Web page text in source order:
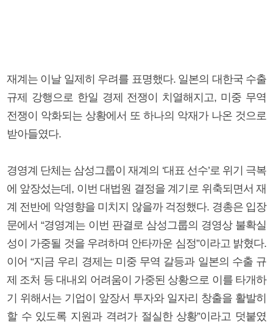
재계는 이날 일제히 우려를 표명했다. 일본의 대한국 수출
규제 강행으로 한일 경제 전쟁이 치열해지고, 미중 무역
전쟁이 악화되는 상황에서 또 하나의 악재가 나온 것으로
받아들였다.
경영계 단체는 삼성그룹이 재계의 ‘대표 선수’로 위기 극복
에 앞장섰는데, 이번 대법원 결정을 계기로 위축되면서 재
계 전반에 악영향을 미치지 않을까 걱정했다. 경총은 입장
문에서 “경영계는 이번 판결로 삼성그룹의 경영상 불확실
성이 가중될 것을 우려하며 안타까운 심정”이라고 밝혔다.
이어 “지금 우리 경제는 미중 무역 갈등과 일본의 수출 규
제 조처 등 대내외 어려움이 가중된 상황으로 이를 타개하
기 위해서는 기업이 앞장서 투자와 일자리 창출을 활발히
할 수 있도록 지원과 격려가 절실한 상황”이라고 덧붙였